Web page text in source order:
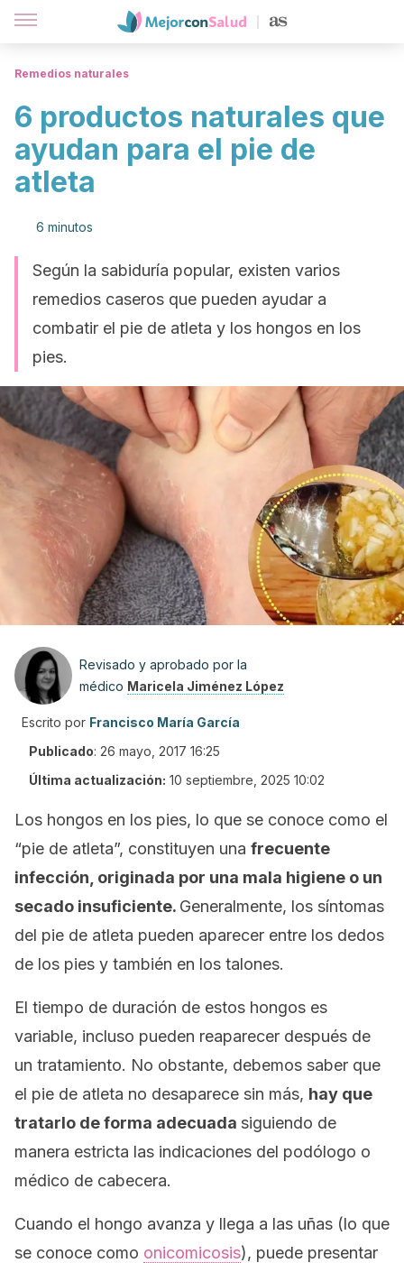
Remedios naturales
6 productos naturales que
ayudan para el pie de
atleta
6 minutos
Según la sabiduría popular, existen varios
remedios caseros que pueden ayudar a
combatir el pie de atleta y los hongos en los
pies.
Revisado y aprobado por la
médico Maricela Jiménez López
Escrito por Francisco María García
Publicado: 26 mayo, 2017 16:25
Última actualización: 10 septiembre, 2025 10:02
Los hongos en los pies, lo que se conoce como el
“pie de atleta”, constituyen una frecuente
infección, originada por una mala higiene o un
secado insuficiente. Generalmente, los síntomas
del pie de atleta pueden aparecer entre los dedos
de los pies y también en los talones.
El tiempo de duración de estos hongos es
variable, incluso pueden reaparecer después de
un tratamiento. No obstante, debemos saber que
el pie de atleta no desaparece sin más, hay que
tratarlo de forma adecuada siguiendo de
manera estricta las indicaciones del podólogo o
médico de cabecera.
Cuando el hongo avanza y llega a las uñas (lo que
se conoce como onicomicosis), puede presentar